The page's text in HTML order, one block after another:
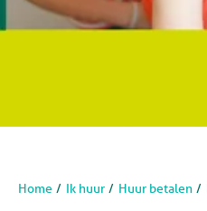
Home Ik huur Huur betalen